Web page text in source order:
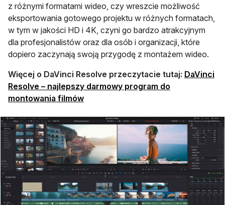
z różnymi formatami wideo, czy wreszcie możliwość
eksportowania gotowego projektu w różnych formatach,
w tym w jakości HD i 4K, czyni go bardzo atrakcyjnym
dla profesjonalistów oraz dla osób i organizacji, które
dopiero zaczynają swoją przygodę z montażem wideo.
Więcej o DaVinci Resolve przeczytacie tutaj: DaVinci
Resolve – najlepszy darmowy program do
montowania filmówotwiera się w nowej karcie